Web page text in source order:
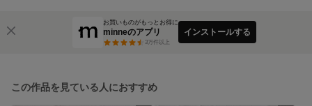
お買いものがもっとお得に
minneのアプリ
3万件以上
インストールする
この作品を見ている人におすすめ